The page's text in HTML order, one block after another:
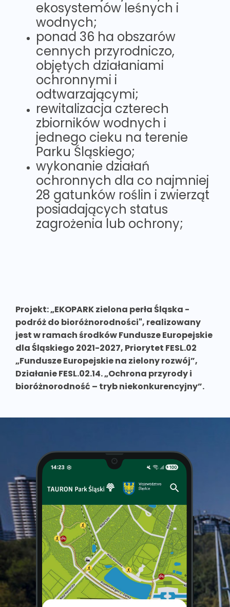
ekosystemów leśnych i
wodnych;
ponad 36 ha obszarów
cennych przyrodniczo,
objętych działaniami
ochronnymi i
odtwarzającymi;
rewitalizacja czterech
zbiorników wodnych i
jednego cieku na terenie
Parku Śląskiego;
wykonanie działań
ochronnych dla co najmniej
28 gatunków roślin i zwierząt
posiadających status
zagrożenia lub ochrony;
Projekt: „EKOPARK zielona perła Śląska -
podróż do bioróżnorodności", realizowany
jest w ramach środków Fundusze Europejskie
dla Śląskiego 2021-2027, Priorytet FESL.02
„Fundusze Europejskie na zielony rozwój”,
Działanie FESL.02.14. „Ochrona przyrody i
bioróżnorodność – tryb niekonkurencyjny”.